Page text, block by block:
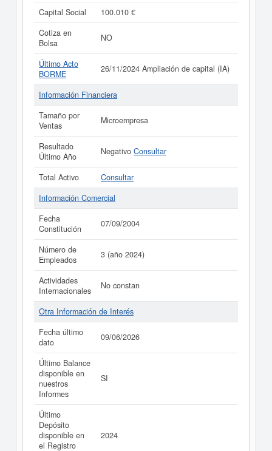
Capital Social
100.010 €
Cotiza en
Bolsa
NO
Último Acto
BORME
26/11/2024 Ampliación de capital (IA)
Información Financiera
Tamaño por
Ventas
Microempresa
Resultado
Último Año
Negativo Consultar
Total Activo
Consultar
Información Comercial
Fecha
Constitución
07/09/2004
Número de
Empleados
3 (año 2024)
Actividades
Internacionales
No constan
Otra Información de Interés
Fecha último
dato
09/06/2026
Último Balance
disponible en
nuestros
Informes
SI
Último
Depósito
disponible en
el Registro
2024